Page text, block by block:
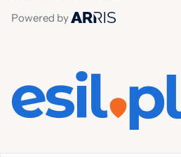
Powered by